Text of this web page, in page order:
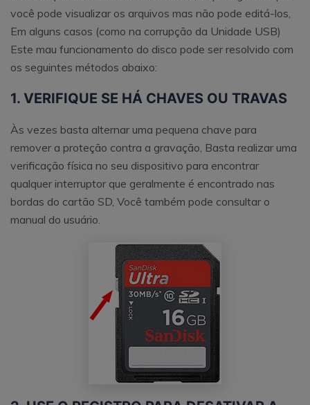
você pode visualizar os arquivos mas não pode editá-los,
Em alguns casos (como na corrupção da Unidade USB)
Este mau funcionamento do disco pode ser resolvido com
os seguintes métodos abaixo:
1. VERIFIQUE SE HÁ CHAVES OU TRAVAS
Às vezes basta alternar uma pequena chave para
remover a proteção contra a gravação, Basta realizar uma
verificação física no seu dispositivo para encontrar
qualquer interruptor que geralmente é encontrado nas
bordas do cartão SD, Você também pode consultar o
manual do usuário.